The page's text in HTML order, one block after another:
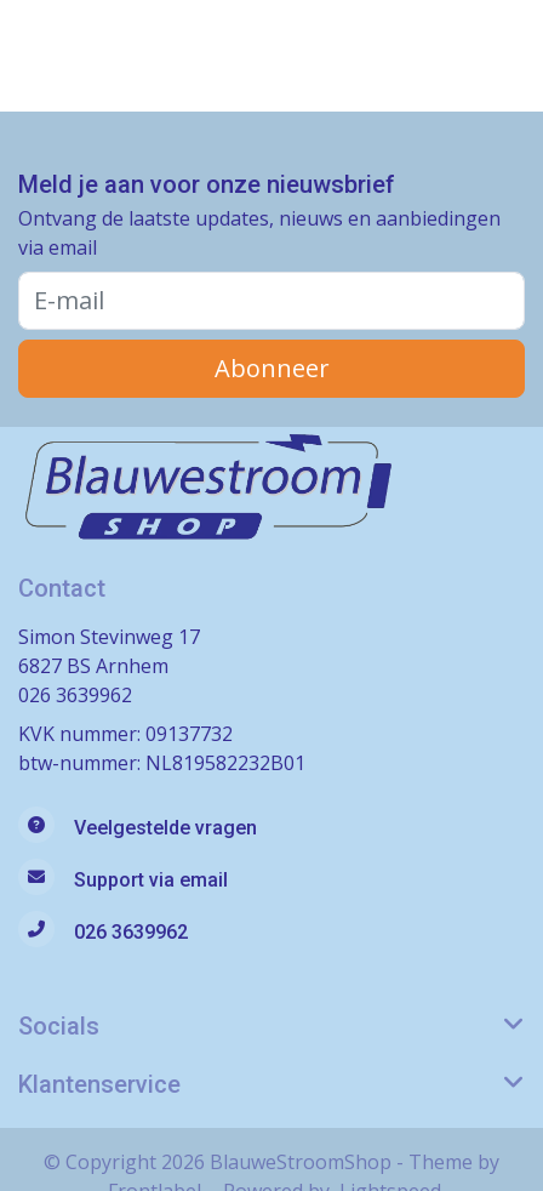
Meld je aan voor onze nieuwsbrief
Ontvang de laatste updates, nieuws en aanbiedingen
via email
Abonneer
Contact
Simon Stevinweg 17
6827 BS Arnhem
026 3639962
KVK nummer: 09137732
btw-nummer: NL819582232B01
Veelgestelde vragen
Support via email
026 3639962
Socials
Klantenservice
© Copyright 2026 BlauweStroomShop - Theme by